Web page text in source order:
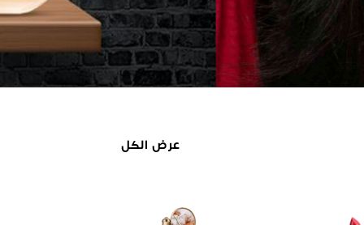
عرض الكل